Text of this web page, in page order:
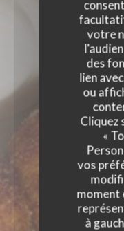
votre
des
lien
ou
Cliquez
«
vos
moment
à